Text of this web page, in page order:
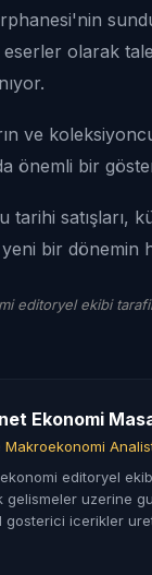
olarak
ve
önemli bir
tarihi satışları,
bir dönemin
editoryel ekibi
Ekonomi
Makroekonomi
editoryel
gelismeler uzerine
gosterici icerikler